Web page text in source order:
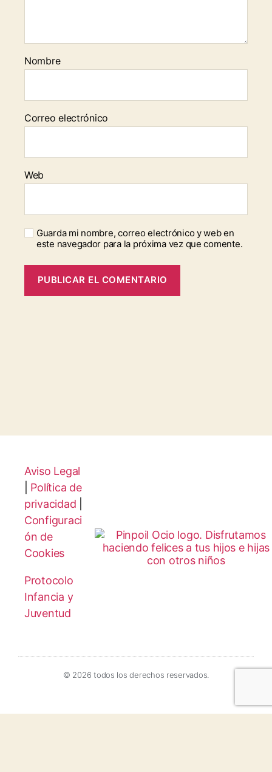
Nombre
Correo electrónico
Web
Guarda mi nombre, correo electrónico y web en
este navegador para la próxima vez que comente.
Aviso Legal
Política de
privacidad
Configuraci
ón de
Cookies
Protocolo
Infancia y
Juventud
© 2026 todos los derechos reservados.